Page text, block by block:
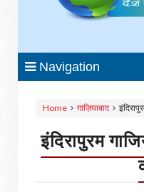
Navigation
Home ग़ाज़ियाबाद
इंदिरापुरम